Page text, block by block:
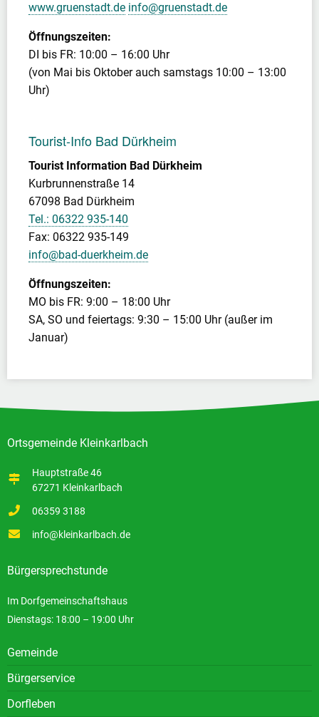
www.gruenstadt.de info@gruenstadt.de
Öffnungszeiten:
DI bis FR: 10:00 – 16:00 Uhr
(von Mai bis Oktober auch samstags 10:00 – 13:00
Uhr)
Tourist-Info Bad Dürkheim
Tourist Information Bad Dürkheim
Kurbrunnenstraße 14
67098 Bad Dürkheim
Tel.: 06322 935-140
Fax: 06322 935-149
info@bad-duerkheim.de
Öffnungszeiten:
MO bis FR: 9:00 – 18:00 Uhr
SA, SO und feiertags: 9:30 – 15:00 Uhr (außer im
Januar)
Ortsgemeinde Kleinkarlbach
Hauptstraße 46
67271 Kleinkarlbach
06359 3188
info@kleinkarlbach.de
Bürgersprechstunde
Im Dorfgemeinschaftshaus
Dienstags: 18:00 – 19:00 Uhr
Gemeinde
Bürgerservice
Dorfleben